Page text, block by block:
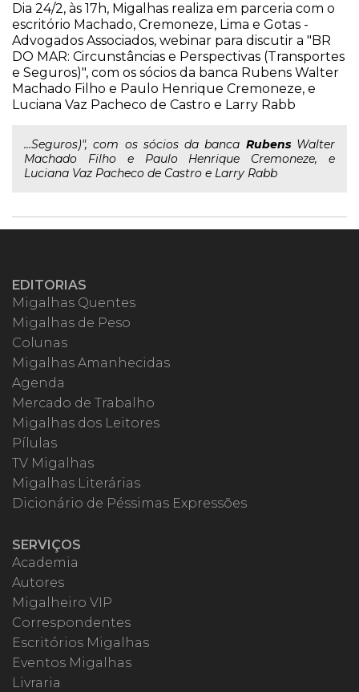
Dia 24/2, às 17h, Migalhas realiza em parceria com o
escritório Machado, Cremoneze, Lima e Gotas -
Advogados Associados, webinar para discutir a "BR
DO MAR: Circunstâncias e Perspectivas (Transportes
e Seguros)", com os sócios da banca Rubens Walter
Machado Filho e Paulo Henrique Cremoneze, e
Luciana Vaz Pacheco de Castro e Larry Rabb
...Seguros)", com os sócios da banca RubensWalter
Machado Filho e Paulo Henrique Cremoneze, e
Luciana Vaz Pacheco de Castro e Larry Rabb
EDITORIAS
Migalhas Quentes
Migalhas de Peso
Colunas
Migalhas Amanhecidas
Agenda
Mercado de Trabalho
Migalhas dos Leitores
Pílulas
TV Migalhas
Migalhas Literárias
Dicionário de Péssimas Expressões
SERVIÇOS
Academia
Autores
Migalheiro VIP
Correspondentes
Escritórios Migalhas
Eventos Migalhas
Livraria